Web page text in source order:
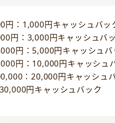
円：1,000円キャッシュバッ
円：3,000円キャッシュバ
円：5,000円キャッシュバ
円：10,000円キャッシュ
：20,000円キャッシュ
円キャッシュバック